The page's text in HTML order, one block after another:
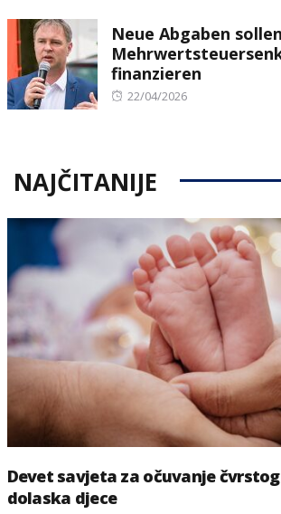
Neue Abgaben sollen
finanzieren
Posted
22/04/2026
NAJČITANIJE
Devet savjeta za očuvanje
dolaska djece